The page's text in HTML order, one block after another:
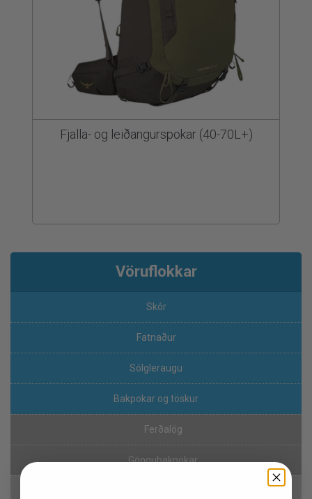
Fjalla- og leiðangurspokar (40-70L+)
Vöruflokkar
Skór
Fatnaður
Sólgleraugu
Bakpokar og töskur
Ferðalög
Göngubakpokar